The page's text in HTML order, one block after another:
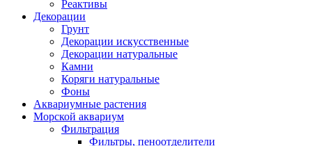
Реактивы
Декорации
Грунт
Декорации искусственные
Декорации натуральные
Камни
Коряги натуральные
Фоны
Аквариумные растения
Морской аквариум
Фильтрация
Фильтры, пеноотделители